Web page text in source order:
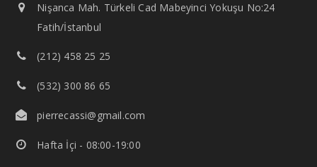
Nişanca Mah. Türkeli Cad Mabeyinci Yokuşu No:24
Fatih/İstanbul
(212) 458 25 25
(532) 300 86 65
pierrecassi@gmail.com
Hafta İçi - 08:00-19:00